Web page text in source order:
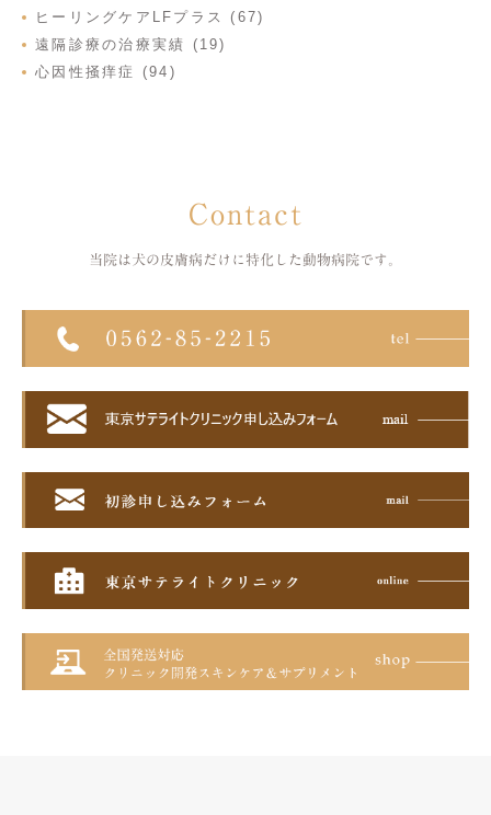
ヒーリングケアLFプラス (67)
遠隔診療の治療実績 (19)
心因性掻痒症 (94)
Contact
当院は犬の皮膚病だけに特化した 動物病院です。